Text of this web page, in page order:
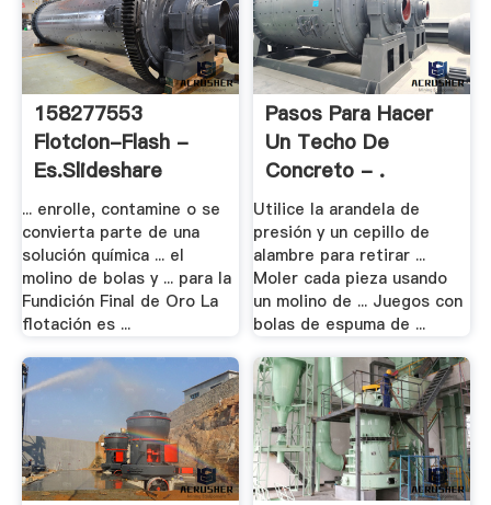
158277553
Flotcion-Flash -
Es.slideshare
... enrolle, contamine o se
convierta parte de una
solución química ... el
molino de bolas y ... para la
Fundición Final de Oro La
flotación es ...
Pasos Para Hacer
Un Techo De
Concreto - .
Utilice la arandela de
presión y un cepillo de
alambre para retirar ...
Moler cada pieza usando
un molino de ... Juegos con
bolas de espuma de ...